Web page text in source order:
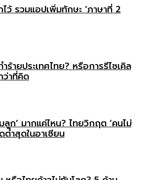
ว้ รวมแอปเพิ่มทักษะ ‘ภาษาที่ 2
ร้ายประเทศไทย? หรือการรีไซเคิล
ว่าที่คิด
ลูก’ มากแค่ไหน? ไทยวิกฤต ‘คนไม่
ต่ำสุดในอาเซียน